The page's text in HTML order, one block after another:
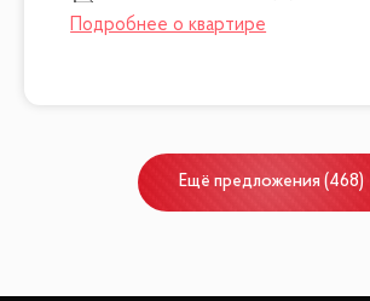
Ещё предложения (468)